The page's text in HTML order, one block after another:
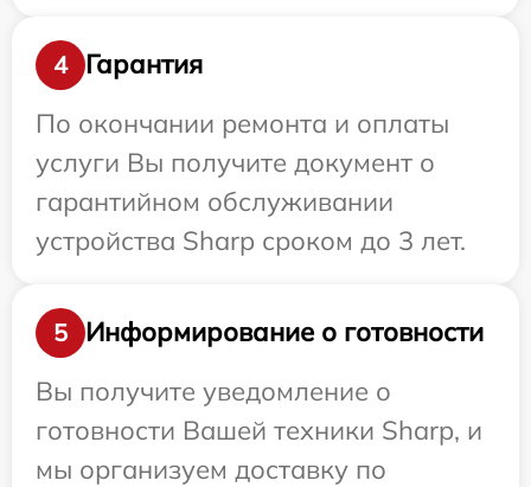
4
Гарантия
По окончании ремонта и оплаты
услуги Вы получите документ о
гарантийном обслуживании
устройства Sharp сроком до 3 лет.
5
Информирование о готовности
Вы получите уведомление о
готовности Вашей техники Sharp, и
мы организуем доставку по